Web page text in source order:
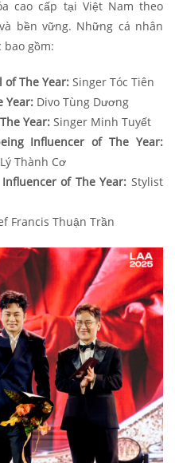
cao cấp tại Việt Nam theo
bền vững. Những cá nhân
gồm:
The Year: Singer Tóc Tiên
Year: Divo Tùng Dương
Year: Singer Minh Tuyết
Influencer of The Year:
Thành Cơ
of The Year: Stylist
Francis Thuận Trần